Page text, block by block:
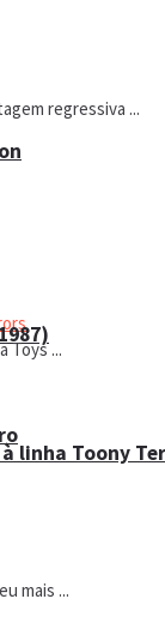
à linha Toony
regressiva ...
Toys ...
mais ...